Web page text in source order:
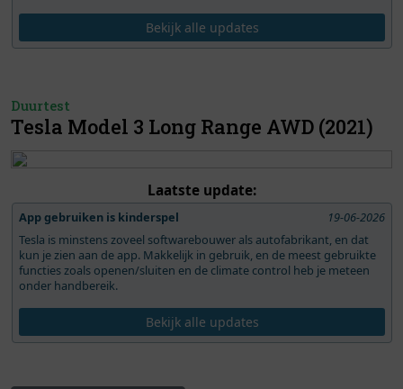
Bekijk alle updates
Duurtest
Tesla Model 3 Long Range AWD (2021)
Laatste update:
App gebruiken is kinderspel
19-06-2026
Tesla is minstens zoveel softwarebouwer als autofabrikant, en dat
kun je zien aan de app. Makkelijk in gebruik, en de meest gebruikte
functies zoals openen/sluiten en de climate control heb je meteen
onder handbereik.
Bekijk alle updates